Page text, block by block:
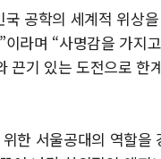
공학의 세계적 위상
라며 “사명감을 가지
끈기 있는 도전으로 한
한 서울공대의 역할을